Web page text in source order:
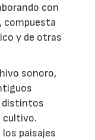
con
compuesta
y de otras
sonoro,
distintos
cultivo.
paisajes